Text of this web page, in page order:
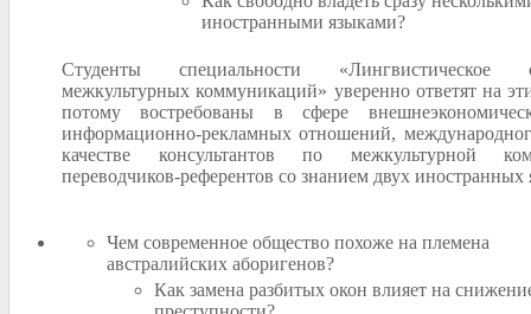
иностранными языками?
Студенты специальности «Лингвистическое
межкультурных коммуникаций» уверенно ответят на
потому востребованы в сфере
информационно-рекламных отношений,
качестве консультантов по межкультурной
переводчиков-референтов со знанием двух иностранных
Чем современное общество похоже на племена
австралийских аборигенов?
Как замена разбитых окон влияет на